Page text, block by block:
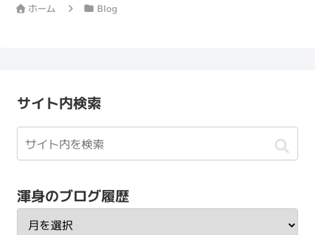
ホーム Blog
サイト内検索
渾身のブログ履歴